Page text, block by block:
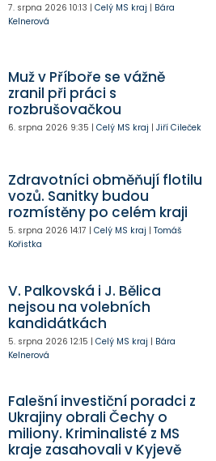
7. srpna 2026 10:13 | Celý MS kraj | Bára
Kelnerová
Muž v Příboře se vážně
zranil při práci s
rozbrušovačkou
6. srpna 2026 9:35 | Celý MS kraj | Jiří Cileček
Zdravotníci obměňují flotilu
vozů. Sanitky budou
rozmístěny po celém kraji
5. srpna 2026 14:17 | Celý MS kraj | Tomáš
Kořistka
V. Palkovská i J. Bělica
nejsou na volebních
kandidátkách
5. srpna 2026 12:15 | Celý MS kraj | Bára
Kelnerová
Falešní investiční poradci z
Ukrajiny obrali Čechy o
miliony. Kriminalisté z MS
kraje zasahovali v Kyjevě